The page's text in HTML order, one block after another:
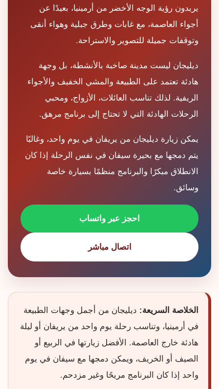
يريدون رؤية الوجه الأخضر من أرمينيا، بعيدًا عن
أجواء العاصمة، مع غابات وطرق جبلية وهواء أنقى
وتوقفات جميلة للتصوير والاستراحة.
ديليجان ليست مدينة صاخبة بالأنشطة، بل وجهة
هادئة تعتمد على الطبيعة والمشي الخفيف والأجواء
الريفية. لذلك تناسب العائلات، الأزواج، ومحبي
الرحلات الهادئة التي لا تحتاج إلى برنامج مرهق.
يمكن زيارة ديليجان من يريفان في يوم واحد، وغالبًا
يتم دمجها مع بحيرة سيفان في نفس الرحلة إذا كان
الانطلاق مبكرًا والبرنامج منظمًا بسيارة خاصة
وسائق.
احجز عبر واتساب
اتصال مباشر
الخلاصة السريعة: ديليجان من أجمل وجهات الطبيعة
في أرمينيا، وتناسب رحلة يوم واحد من يريفان أو ليلة
هادئة خارج العاصمة. الأفضل زيارتها في الربيع أو
الصيف أو الخريف، ويمكن دمجها مع سيفان في يوم
واحد إذا كان البرنامج مريحًا وغير مزدحم.